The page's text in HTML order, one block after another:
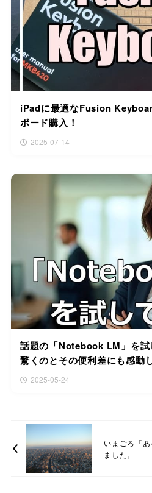
iPadに最適なFusion
ボード購入！
2025-07-14
話題の「Notebook LM」を
驚くのとその便利差にも感動
2025-05-24
いまごろ「
ました。